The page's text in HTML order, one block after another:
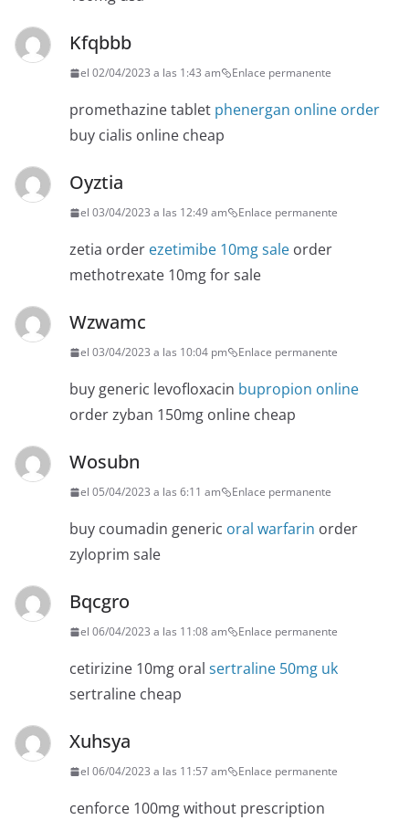
Kfqbbb
el 02/04/2023 a las 1:43 am Enlace permanente
promethazine tablet phenergan online order
buy cialis online cheap
Oyztia
el 03/04/2023 a las 12:49 am Enlace permanente
zetia order ezetimibe 10mg sale order
methotrexate 10mg for sale
Wzwamc
el 03/04/2023 a las 10:04 pm Enlace permanente
buy generic levofloxacin bupropion online
order zyban 150mg online cheap
Wosubn
el 05/04/2023 a las 6:11 am Enlace permanente
buy coumadin generic oral warfarin order
zyloprim sale
Bqcgro
el 06/04/2023 a las 11:08 am Enlace permanente
cetirizine 10mg oral sertraline 50mg uk
sertraline cheap
Xuhsya
el 06/04/2023 a las 11:57 am Enlace permanente
cenforce 100mg without prescription